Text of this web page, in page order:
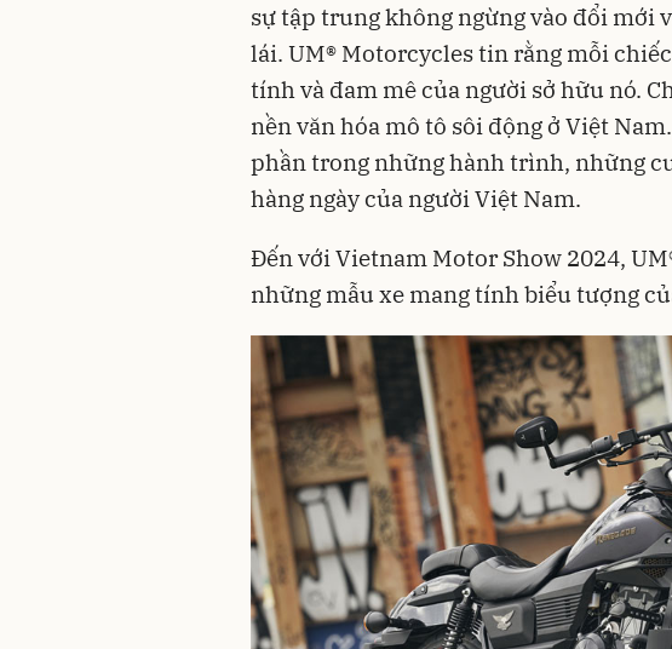
sự tập trung không ngừng vào đổi mới
lái. UM® Motorcycles tin rằng mỗi
tính và đam mê của người sở hữu nó.
nền văn hóa mô tô sôi động ở Việt
phần trong những hành trình, những
hàng ngày của người Việt Nam.
Đến với Vietnam Motor Show 2024,
những mẫu xe mang tính biểu tượng